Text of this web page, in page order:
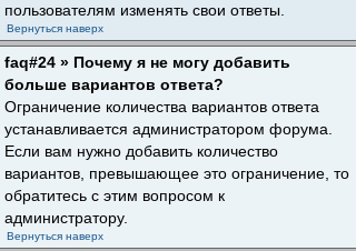
пользователям изменять свои ответы.
Вернуться наверх
faq#24 » Почему я не могу добавить
больше вариантов ответа?
Ограничение количества вариантов ответа
устанавливается администратором форума.
Если вам нужно добавить количество
вариантов, превышающее это ограничение, то
обратитесь с этим вопросом к
администратору.
Вернуться наверх